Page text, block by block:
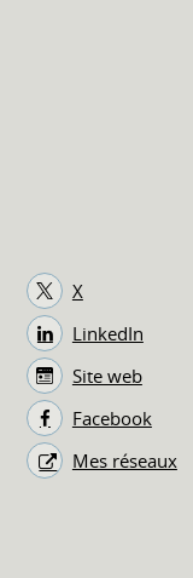
X
LinkedIn
Site web
Facebook
Mes réseaux